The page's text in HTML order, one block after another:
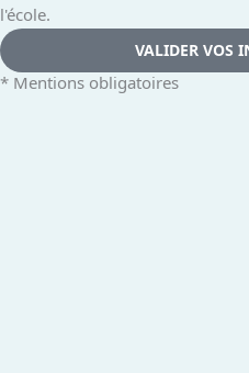
l'école.
VALIDER VOS
* Mentions obligatoires